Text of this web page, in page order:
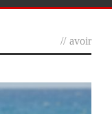
// avoir